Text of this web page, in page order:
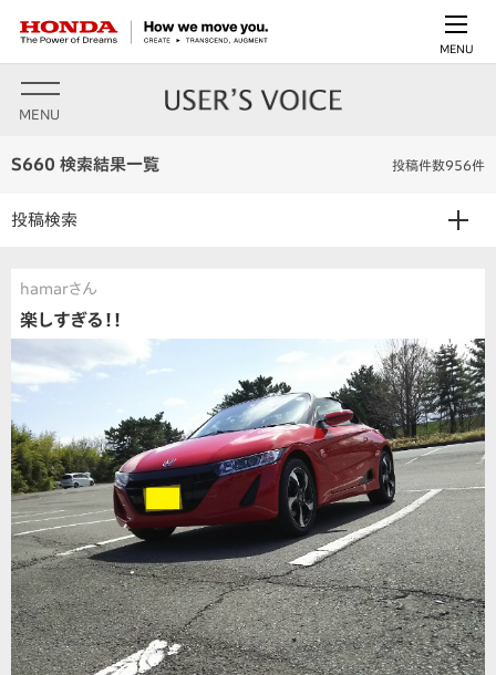
MENU
MENU
S660 検索結果一覧 投稿件数956件
投稿検索
hamarさん
楽しすぎる！！